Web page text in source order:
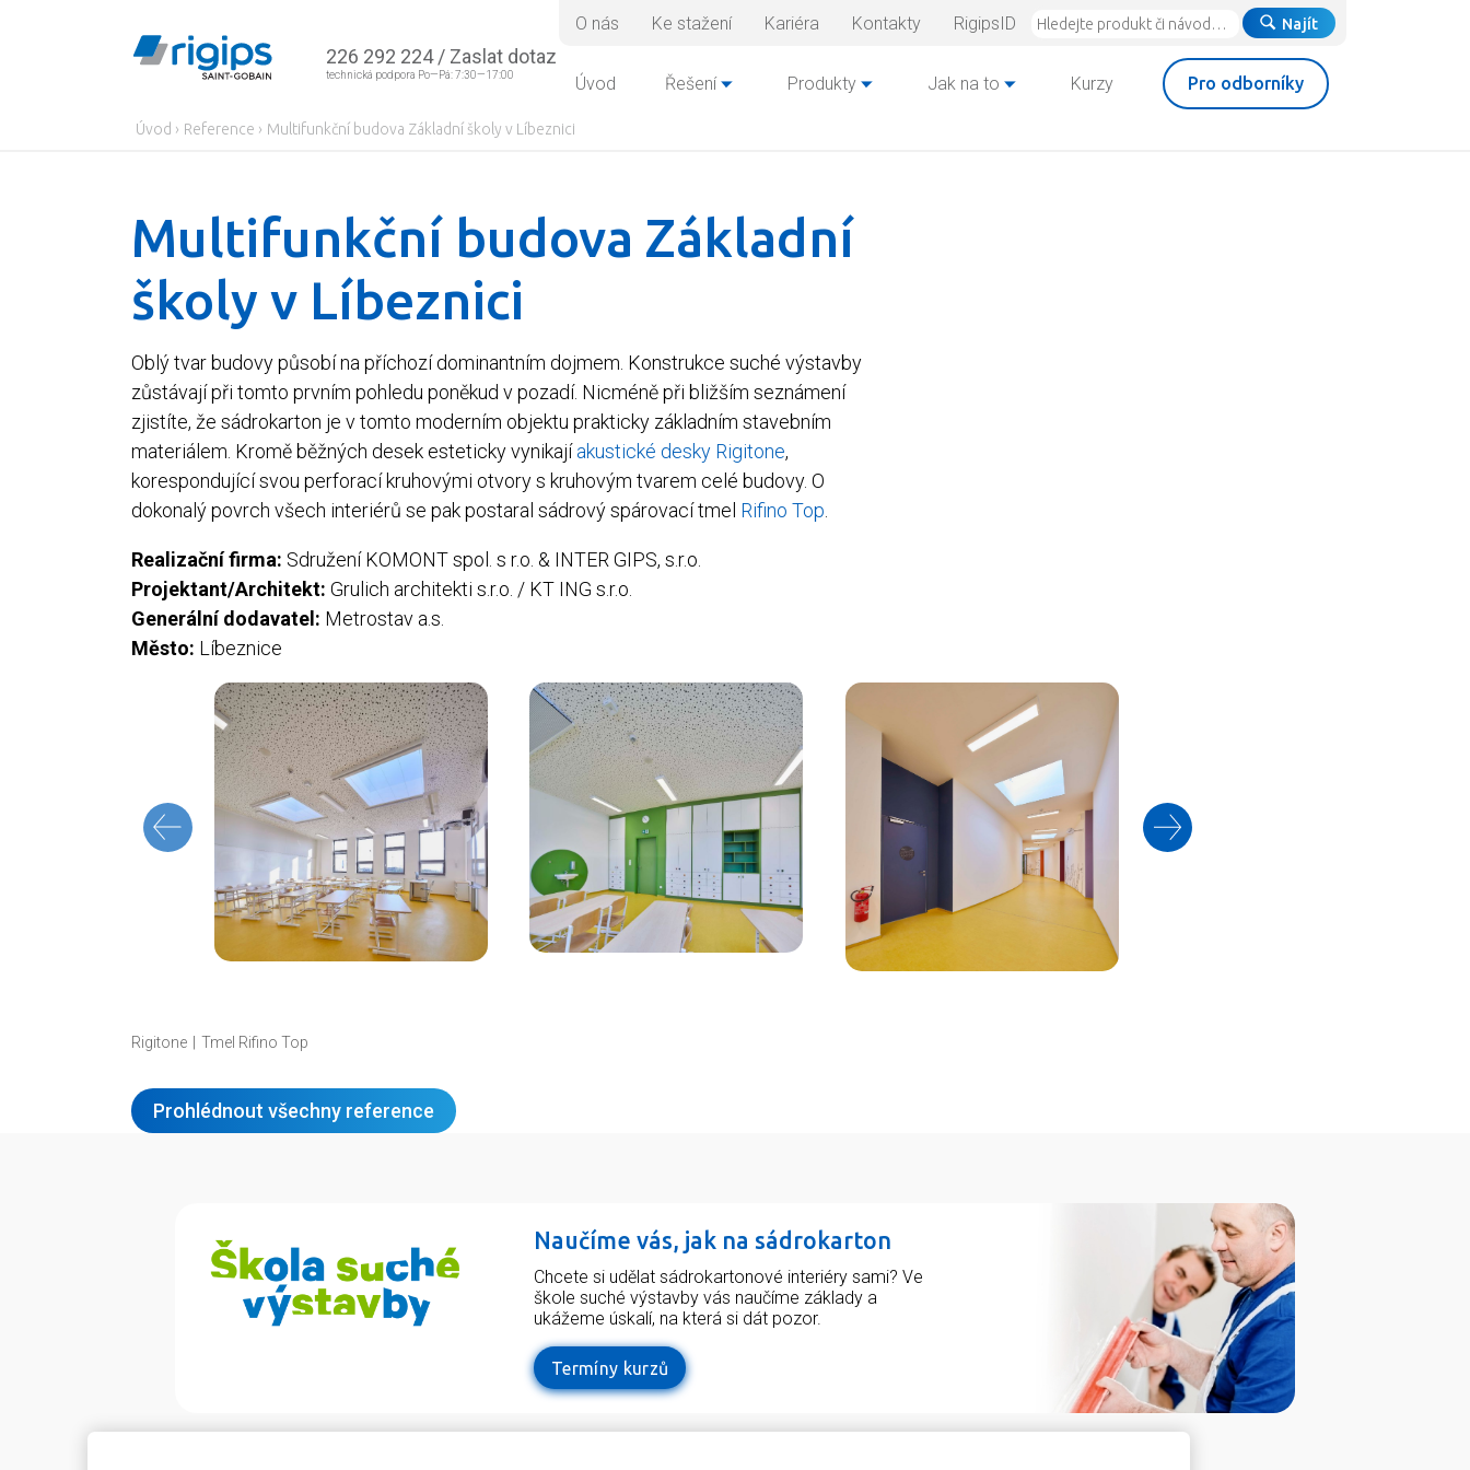
226 292 224/ Zaslat dotaz
technická podpora Po—Pá: 7:30—17:00
O nás Ke stažení Kariéra Kontakty RigipsID Najít
Úvod Řešení Produkty Jak na to Kurzy Pro odborníky
Úvod › Reference › Multifunkční budova Základní školy v Líbeznici
Multifunkční budova Základní
školy v Líbeznici
Oblý tvar budovy působí na příchozí dominantním dojmem. Konstrukce suché výstavby
zůstávají při tomto prvním pohledu poněkud v pozadí. Nicméně při bližším seznámení
zjistíte, že sádrokarton je v tomto moderním objektu prakticky základním stavebním
materiálem. Kromě běžných desek esteticky vynikajíakustické desky Rigitone,
korespondující svou perforací kruhovými otvory s kruhovým tvarem celé budovy. O
dokonalý povrch všech interiérů se pak postaral sádrový spárovací tmel Rifino Top
Realizační firma: Sdružení KOMONT spol. s r.o. & INTER GIPS, s.r.o.
Projektant/Architekt: Grulich architekti s.r.o. / KT ING s.r.o.
Generální dodavatel: Metrostav a.s.
Město: Líbeznice
Rigitone Tmel Rifino Top
Prohlédnout všechny reference
Naučíme vás, jak na sádrokarton
Chcete si udělat sádrokartonové interiéry sami? Ve
škole suché výstavby vás naučíme základy a
ukážeme úskalí, na která si dát pozor.
Termíny kurzů